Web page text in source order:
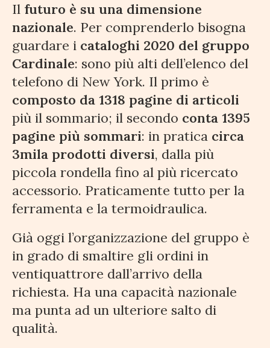
Il futuro è su una dimensione
nazionale. Per comprenderlo bisogna
guardare i cataloghi 2020 del gruppo
Cardinale: sono più alti dell’elenco del
telefono di New York. Il primo è
composto da 1318 pagine di articoli
più il sommario; il secondo conta 1395
pagine più sommari: in pratica circa
3mila prodotti diversi, dalla più
piccola rondella fino al più ricercato
accessorio. Praticamente tutto per la
ferramenta e la termoidraulica.
Già oggi l’organizzazione del gruppo è
in grado di smaltire gli ordini in
ventiquattrore dall’arrivo della
richiesta. Ha una capacità nazionale
ma punta ad un ulteriore salto di
qualità.